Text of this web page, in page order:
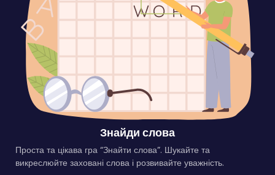
Знайди слова
Проста та цікава гра “Знайти слова”. Шукайте та
викреслюйте заховані слова і розвивайте уважність.